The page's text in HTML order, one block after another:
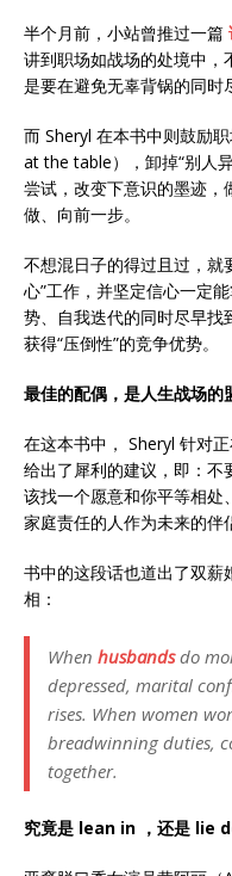
半个月前，小站曾推过一篇
讲到职场如战场的处境中，
是要在避免无辜背锅的同时
而 Sheryl 在本书中则鼓励
at the table），卸掉“别人
尝试，改变下意识的墨迹，
做、向前一步。
不想混日子的得过且过，就
心”工作，并坚定信心一定
势、自我迭代的同时尽早找
获得“压倒性”的竞争优势。
最佳的配偶，是人生战场的
在这本书中， Sheryl 针对
给出了犀利的建议，即：不
该找一个愿意和你平等相处
家庭责任的人作为未来的伴
书中的这段话也道出了双
相：
When husbandsdo
depressed, marital
rises. When women
breadwinning duties,
together.
究竟是 lean in ，还是 lie